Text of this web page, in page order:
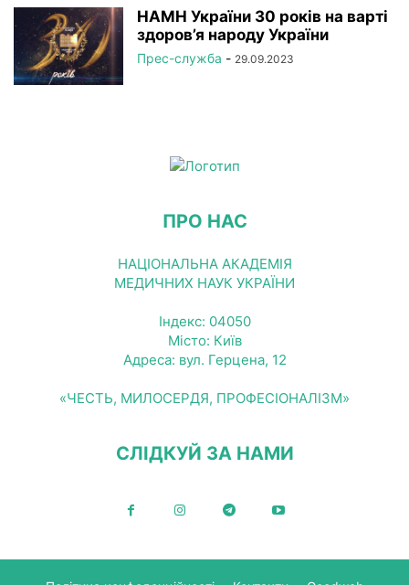
НАМН України 30 років на варті
здоров’я народу України
Прес-служба - 29.09.2023
ПРО НАС
НАЦІОНАЛЬНА АКАДЕМІЯ
МЕДИЧНИХ НАУК УКРАЇНИ
Індекс: 04050
Місто: Київ
Адреса: вул. Герцена, 12
«ЧЕСТЬ, МИЛОСЕРДЯ, ПРОФЕСІОНАЛІЗМ»
СЛІДКУЙ ЗА НАМИ